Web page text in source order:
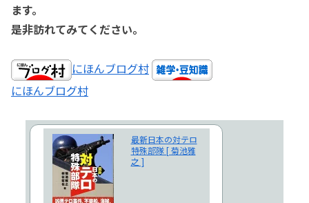
ます。
是非訪れてみてください。
にほんブログ村
にほんブログ村
最新日本の対テロ
特殊部隊 [ 菊池雅
之 ]